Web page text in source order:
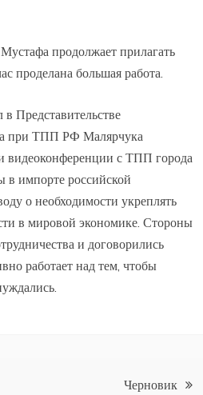
продолжает прилагать
проделана большая работа.
Представительстве
при ТПП РФ Малярчука
видеоконференции с ТПП города
в импорте российской
о необходимости укреплять
в мировой экономике. Стороны
и договорились
работает над тем, чтобы
Черновик